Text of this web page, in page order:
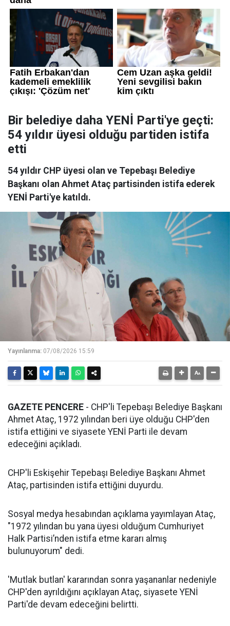
Bir belediye daha YENİ Parti'ye geçti:
54 yıldır üyesi olduğu partiden istifa
etti
54 yıldır CHP üyesi olan ve Tepebaşı Belediye
Başkanı olan Ahmet Ataç partisinden istifa ederek
YENİ Parti'ye katıldı.
Yayınlanma: 07/08/2026 15:59
GAZETE PENCERE - CHP'li Tepebaşı Belediye Başkanı
Ahmet Ataç, 1972 yılından beri üye olduğu CHP'den
istifa ettiğini ve siyasete YENİ Parti ile devam
edeceğini açıkladı.
CHP'li Eskişehir Tepebaşı Belediye Başkanı Ahmet
Ataç, partisinden istifa ettiğini duyurdu.
Sosyal medya hesabından açıklama yayımlayan Ataç,
"1972 yılından bu yana üyesi olduğum Cumhuriyet
Halk Partisi’nden istifa etme kararı almış
bulunuyorum" dedi.
'Mutlak butlan' kararından sonra yaşananlar nedeniyle
CHP'den ayrıldığını açıklayan Ataç, siyasete YENİ
Parti'de devam edeceğini belirtti.